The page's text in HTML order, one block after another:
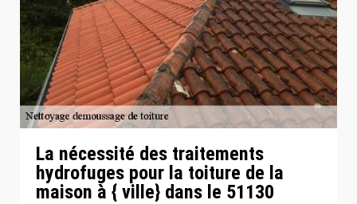
La nécessité des traitements
hydrofuges pour la toiture de la
maison à { ville} dans le 51130